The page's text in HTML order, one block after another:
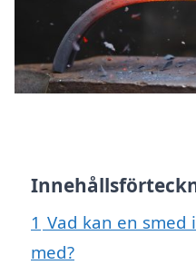
1 Vad kan en
med?